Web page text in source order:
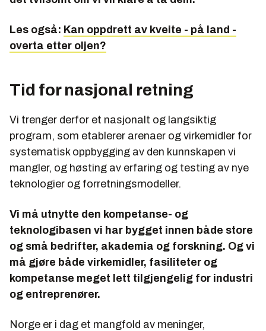
Les også: Kan oppdrett av kveite - på land -
overta etter oljen?
Tid for nasjonal retning
Vi trenger derfor et nasjonalt og langsiktig
program, som etablerer arenaer og virkemidler for
systematisk oppbygging av den kunnskapen vi
mangler, og høsting av erfaring og testing av nye
teknologier og forretningsmodeller.
Vi må utnytte den kompetanse- og
teknologibasen vi har bygget innen både store
og små bedrifter, akademia og forskning. Og vi
må gjøre både virkemidler, fasiliteter og
kompetanse meget lett tilgjengelig for industri
og entreprenører.
Norge er i dag et mangfold av meninger,